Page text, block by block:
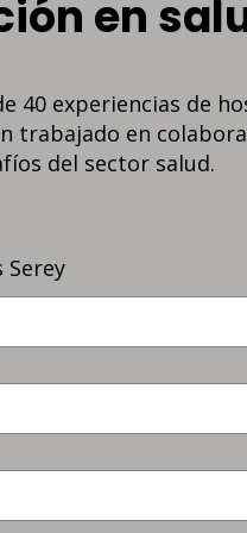
en
40 experiencias de
trabajado en
del sector salud.
Serey